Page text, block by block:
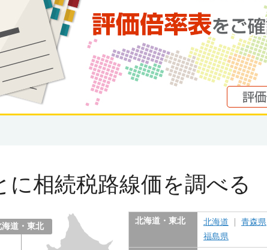
に相続税路線価を調べる
海道・東北
北海道・東北 北海道 青森県
福島県